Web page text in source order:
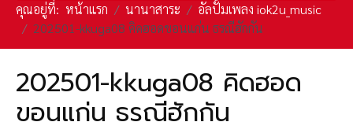
คุณอยู่ที่: หน้าแรก นานาสาระ
อัลปั้มเพลง iok2u_music
202501-kkuga08 คิดฮอดขอนแก่น ธรณีฮักกัน
202501-kkuga08 คิดฮอด
ขอนแก่น ธรณีฮักกัน